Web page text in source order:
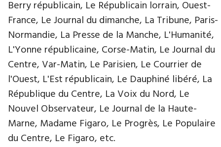
Berry républicain, Le Républicain lorrain, Ouest-
France, Le Journal du dimanche, La Tribune, Paris-
Normandie, La Presse de la Manche, L'Humanité,
L'Yonne républicaine, Corse-Matin, Le Journal du
Centre, Var-Matin, Le Parisien, Le Courrier de
l'Ouest, L'Est républicain, Le Dauphiné libéré, La
République du Centre, La Voix du Nord, Le
Nouvel Observateur, Le Journal de la Haute-
Marne, Madame Figaro, Le Progrès, Le Populaire
du Centre, Le Figaro, etc.